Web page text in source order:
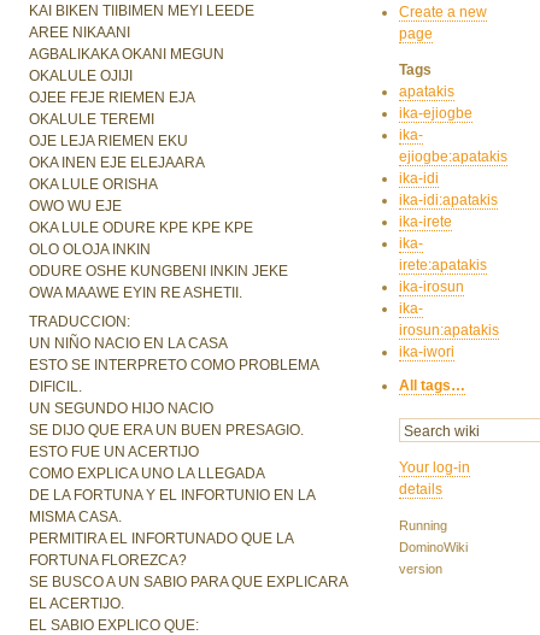
KAI BIKEN TIIBIMEN MEYI LEEDE
AREE NIKAANI
AGBALIKAKA OKANI MEGUN
OKALULE OJIJI
OJEE FEJE RIEMEN EJA
OKALULE TEREMI
OJE LEJA RIEMEN EKU
OKA INEN EJE ELEJAARA
OKA LULE ORISHA
OWO WU EJE
OKA LULE ODURE KPE KPE KPE
OLO OLOJA INKIN
ODURE OSHE KUNGBENI INKIN JEKE
OWA MAAWE EYIN RE ASHETII.
TRADUCCION:
UN NIÑO NACIO EN LA CASA
ESTO SE INTERPRETO COMO PROBLEMA
DIFICIL.
UN SEGUNDO HIJO NACIO
SE DIJO QUE ERA UN BUEN PRESAGIO.
ESTO FUE UN ACERTIJO
COMO EXPLICA UNO LA LLEGADA
DE LA FORTUNA Y EL INFORTUNIO EN LA
MISMA CASA.
PERMITIRA EL INFORTUNADO QUE LA
FORTUNA FLOREZCA?
SE BUSCO A UN SABIO PARA QUE EXPLICARA
EL ACERTIJO.
EL SABIO EXPLICO QUE:
Create a new
page
Tags
apatakis
ika-ejiogbe
ika-
ejiogbe:apatakis
ika-idi
ika-idi:apatakis
ika-irete
ika-
irete:apatakis
ika-irosun
ika-
irosun:apatakis
ika-iwori
All tags…
Your log-in
details
Running
DominoWiki
version